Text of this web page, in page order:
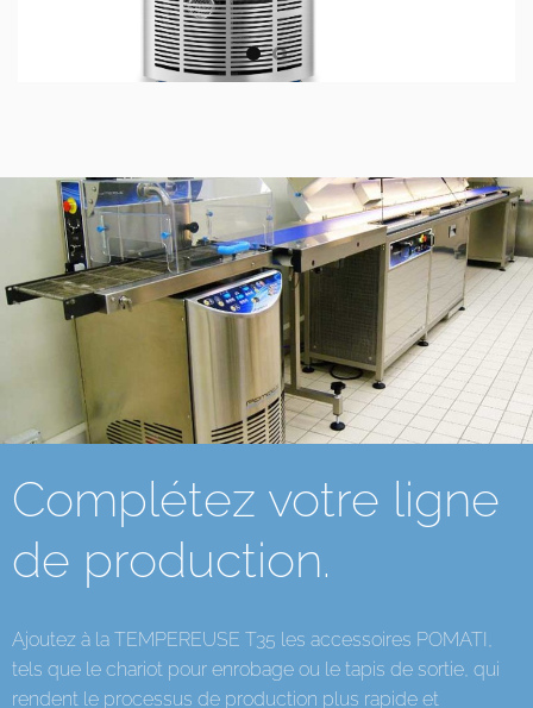
Complétez votre ligne
de production.
Ajoutez à la TEMPEREUSE T35 les accessoires POMATI,
tels que le chariot pour enrobage ou le tapis de sortie, qui
rendent le processus de production plus rapide et